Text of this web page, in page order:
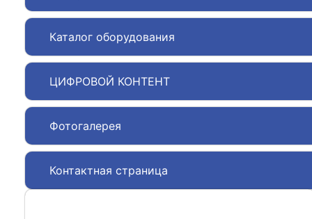
Каталог оборудования
ЦИФРОВОЙ КОНТЕНТ
Фотогалерея
Контактная страница